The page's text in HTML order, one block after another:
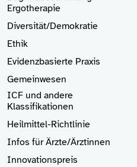
Ergotherapie
Diversität/Demokratie
Ethik
Evidenzbasierte Praxis
Gemeinwesen
ICF und andere
Klassifikationen
Heilmittel-Richtlinie
Infos für Ärzte/Ärztinnen
Innovationspreis